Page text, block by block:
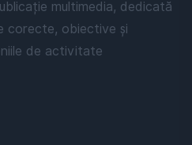
multimedia, dedicată
corecte, obiective și
de activitate